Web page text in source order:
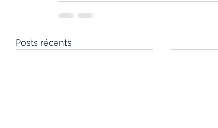
Posts récents